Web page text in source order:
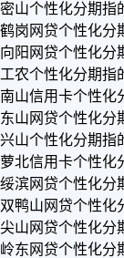
密山个性化分期指
鹤岗网贷个性化分
向阳网贷个性化分
工农个性化分期指
南山信用卡个性化
东山网贷个性化分
兴山个性化分期指
萝北信用卡个性化
绥滨网贷个性化分
双鸭山网贷个性化
尖山网贷个性化分
岭东网贷个性化分